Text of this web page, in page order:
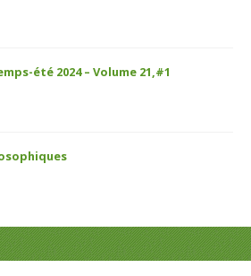
été 2024 – Volume 21,#1